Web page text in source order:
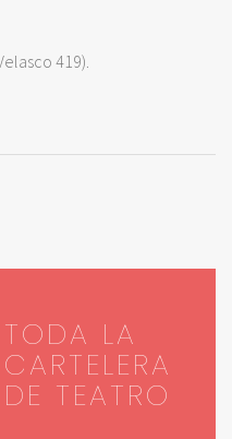
419).
TODA LA
CARTELERA
DE TEATRO